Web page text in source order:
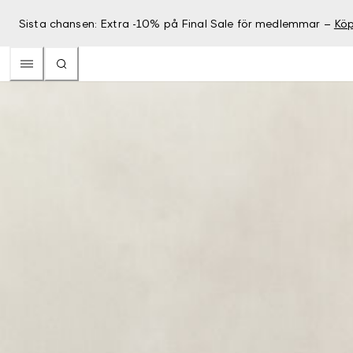
Sista chansen: Extra -10% på Final Sale för medlemmar –